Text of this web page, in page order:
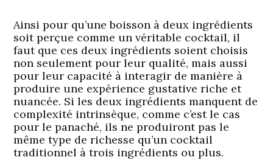
Ainsi pour qu’une boisson à deux ingrédients
soit perçue comme un véritable cocktail, il
faut que ces deux ingrédients soient choisis
non seulement pour leur qualité, mais aussi
pour leur capacité à interagir de manière à
produire une expérience gustative riche et
nuancée. Si les deux ingrédients manquent de
complexité intrinsèque, comme c’est le cas
pour le panaché, ils ne produiront pas le
même type de richesse qu’un cocktail
traditionnel à trois ingrédients ou plus.